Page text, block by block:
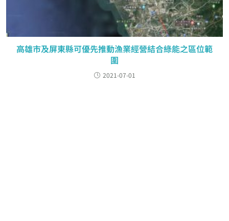
高雄市及屏東縣可優先推動漁業經營結合綠能之區位範
圍
2021-07-01